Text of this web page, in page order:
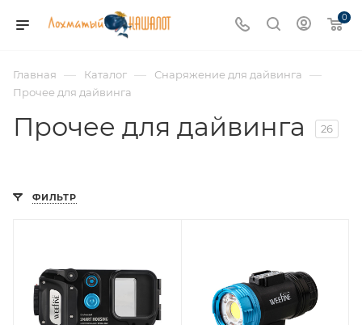
0
Главная — Каталог — Снаряжение для дайвинга —
Прочее для дайвинга
Прочее для дайвинга 26
ФИЛЬТР